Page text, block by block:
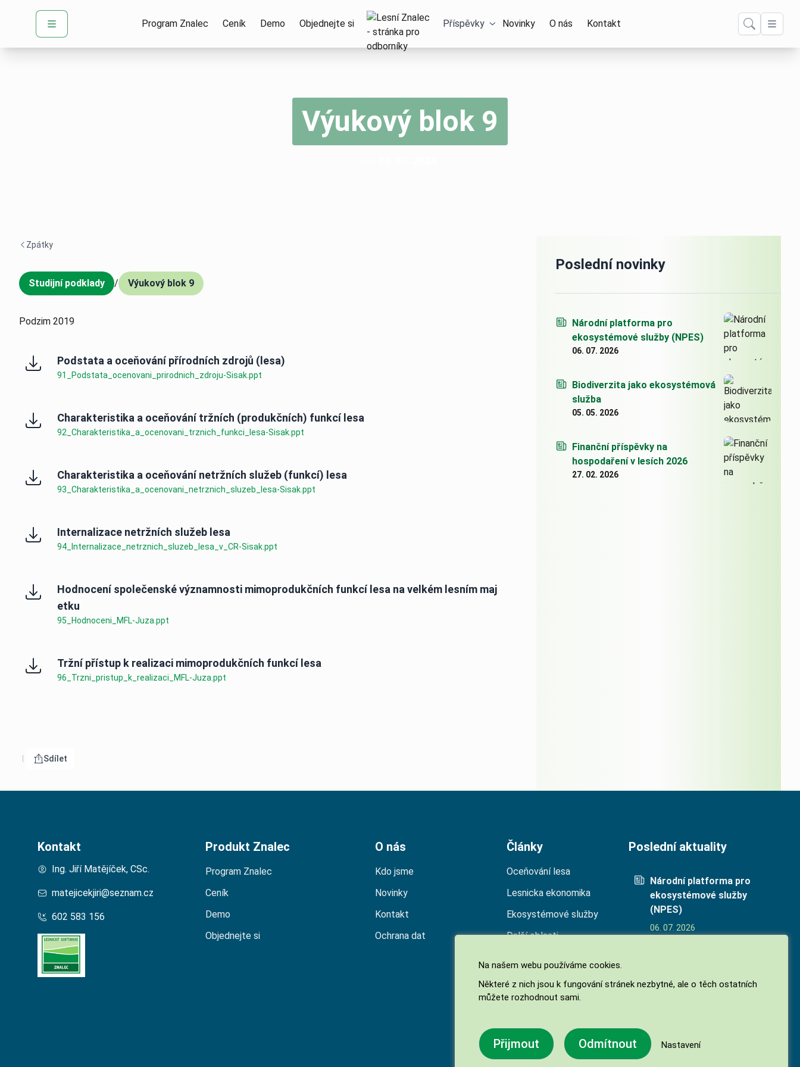
Program Znalec Ceník Demo Objednejte si
Domů – Lesní Znalec
Příspěvky Novinky O nás Kontakt
Výukový blok 9
Navigace zpět -
Zpátky
Studijní podklady
,
/ Výukový blok 9
Podzim 2019
Podstata a oceňování přírodních zdrojů (lesa)
91_Podstata_ocenovani_prirodnich_zdroju-Sisak.ppt
Charakteristika a oceňování tržních (produkčních) funkcí lesa
92_Charakteristika_a_ocenovani_trznich_funkci_lesa-Sisak.ppt
Charakteristika a oceňování netržních služeb (funkcí) lesa
93_Charakteristika_a_ocenovani_netrznich_sluzeb_lesa-Sisak.ppt
Internalizace netržních služeb lesa
94_Internalizace_netrznich_sluzeb_lesa_v_CR-Sisak.ppt
Hodnocení společenské významnosti mimoprodukčních funkcí lesa na velkém lesním maj
etku
95_Hodnoceni_MFL-Juza.ppt
Tržní přístup k realizaci mimoprodukčních funkcí lesa
96_Trzni_pristup_k_realizaci_MFL-Juza.ppt
Otevřít menu pro
Sdílet
Poslední novinky
Národní platforma pro
ekosystémové služby (NPES)
06. 07. 2026
Biodiverzita jako ekosystémová
služba
05. 05. 2026
Finanční příspěvky na
hospodaření v lesích 2026
27. 02. 2026
Kontakt
Ing. Jiří Matějíček, CSc.
matejicekjiri@seznam.cz
602 583 156
Domů – Lesní Znalec
Produkt Znalec
Program Znalec
Ceník
Demo
Objednejte si
O nás
Kdo jsme
Novinky
Kontakt
Ochrana dat
Články
Oceňování lesa
Lesnicka ekonomika
Ekosystémové služby
Další oblasti
Poslední aktuality
Národní platforma pro
ekosystémové služby
(NPES)
06. 07. 2026
Na našem webu používáme cookies.
Některé z nich jsou k fungování stránek nezbytné, ale o těch ostatních
můžete rozhodnout sami.
Přijmout Odmítnout Nastavení